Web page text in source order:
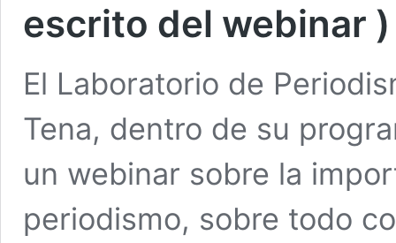
escrito del webinar )
El Laboratorio de
Tena, dentro de su
un webinar sobre la
periodismo, sobre todo